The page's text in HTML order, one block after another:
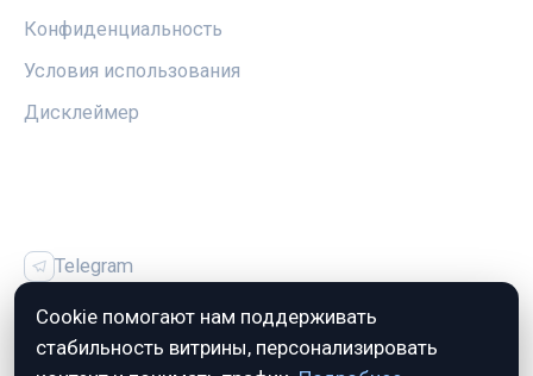
Конфиденциальность
Условия использования
Дисклеймер
Telegram
Vk
Cookie помогают нам поддерживать
стабильность витрины, персонализировать